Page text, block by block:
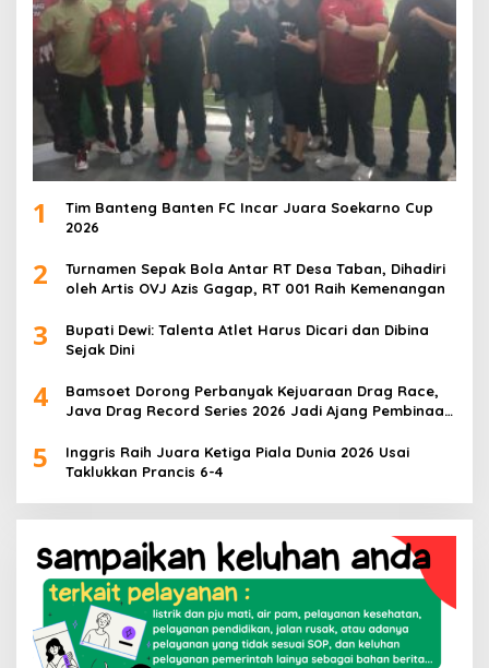
1
Tim Banteng Banten FC Incar Juara Soekarno Cup
2026
2
Turnamen Sepak Bola Antar RT Desa Taban, Dihadiri
oleh Artis OVJ Azis Gagap, RT 001 Raih Kemenangan
3
Bupati Dewi: Talenta Atlet Harus Dicari dan Dibina
Sejak Dini
4
Bamsoet Dorong Perbanyak Kejuaraan Drag Race,
Java Drag Record Series 2026 Jadi Ajang Pembinaan
5
Inggris Raih Juara Ketiga Piala Dunia 2026 Usai
Taklukkan Prancis 6-4